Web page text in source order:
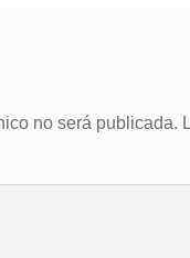
no será publicada.